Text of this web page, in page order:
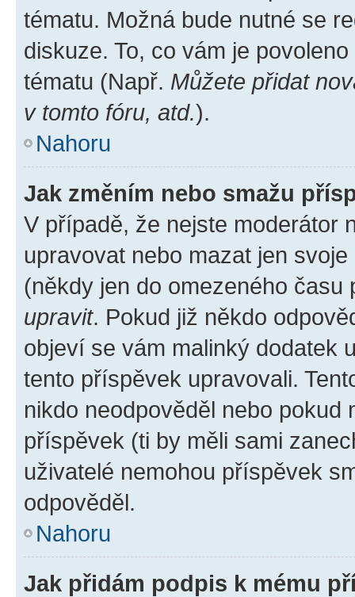
tématu. Možná bude nutné se
diskuze. To, co vám je
tématu (Např. Můžete přidat
v tomto fóru, atd.).
Nahoru
Jak změním nebo smažu
V případě, že nejste moderátor
upravovat nebo mazat jen
(někdy jen do omezeného
upravit. Pokud již někdo
objeví se vám malinký dodatek
tento příspěvek upravovali.
nikdo neodpověděl nebo pokud
příspěvek (ti by měli sami
uživatelé nemohou příspěvek
odpověděl.
Nahoru
Jak přidám podpis k mému